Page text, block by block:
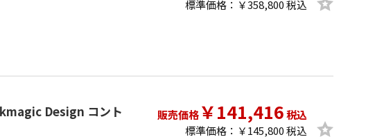
標準価格：￥358,800 税込
Design コント
販売価格￥141,416税込
標準価格：￥145,800 税込